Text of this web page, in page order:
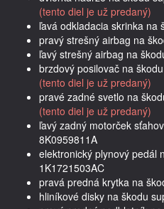
(tento diel je už predaný)
ľavá odkladacia skrinka na
pravý strešný airbag na
ľavý strešný airbag na
brzdový posilovač na
(tento diel je už predaný)
pravé zadné svetlo na
(tento diel je už predaný)
ľavý zadný motorček
8K0959811A
elektronický plynový pedál
1K1721503AC
pravá predná krytka na
hliníkové disky na škodu